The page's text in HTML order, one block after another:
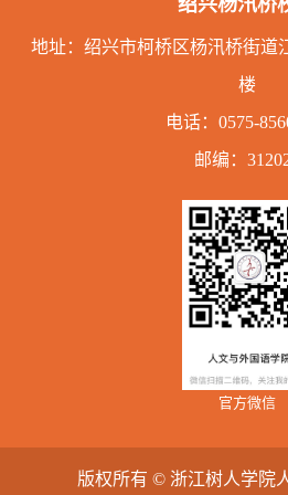
地址：绍兴市柯桥区杨汛桥街道
楼
电话： 0575-
邮编：
官方微信
版权所有 © 浙江树人学院